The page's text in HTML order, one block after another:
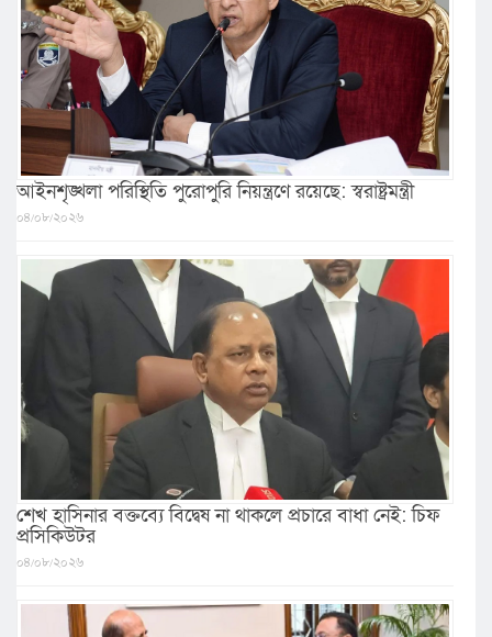
আইনশৃঙ্খলা পরিস্থিতি পুরোপুরি নিয়ন্ত্রণে রয়েছে: স্বরাষ্ট্রমন্ত্রী
০৪/০৮/২০২৬
শেখ হাসিনার বক্তব্যে বিদ্বেষ না থাকলে প্রচারে বাধা নেই: চিফ
প্রসিকিউটর
০৪/০৮/২০২৬